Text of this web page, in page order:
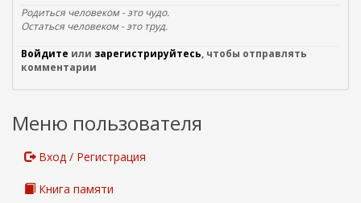
е
я
с
н
н
я
Родиться человеком - это чудо.
Остаться человеком - это труд.
Войдите или зарегистрируйтесь, чтобы отправлять
комментарии
Меню пользователя
Вход / Регистрация
Книга памяти